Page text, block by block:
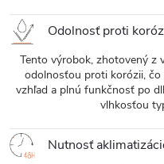
Odolnosť proti
Tento výrobok, zhotovený z
odolnosťou proti korózii,
vzhľad a plnú funkčnosť po
vlhkosťou
Nutnosť